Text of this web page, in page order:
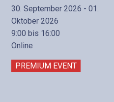
30. September 2026 - 01.
Oktober 2026
9:00 bis 16:00
Online
PREMIUM EVENT